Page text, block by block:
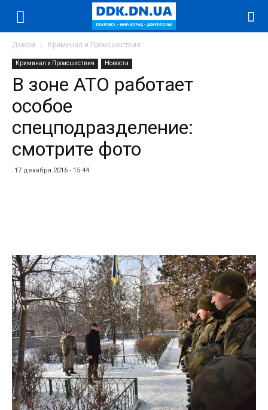
Домой Криминал и Происшествия
Криминал и Происшествия Новости
В зоне АТО работает
особое
спецподразделение:
смотрите фото
17 декабря 2016 - 15:44